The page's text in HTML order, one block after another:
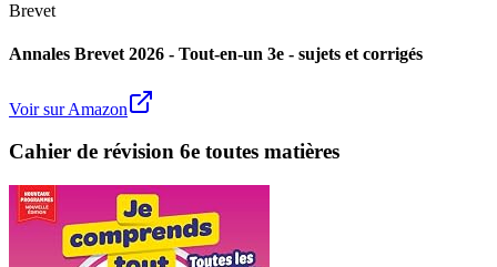
Brevet
Annales Brevet 2026 - Tout-en-un 3e - sujets et corrigés
Voir sur Amazon
Cahier de révision 6e toutes matières